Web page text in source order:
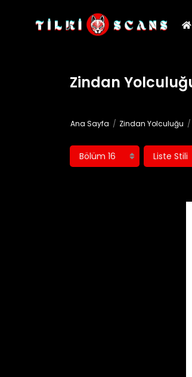
Zindan
Ana Sayfa Zindan Yolculuğu